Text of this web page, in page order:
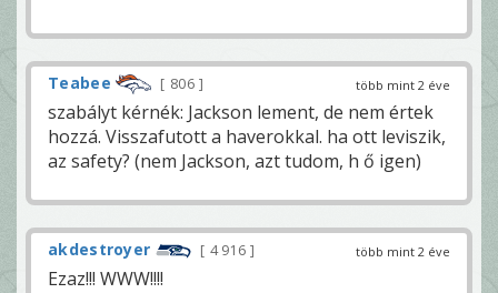
több mint 2 éve
Teabee 806
szabályt kérnék: Jackson lement, de nem értek
hozzá. Visszafutott a haverokkal. ha ott leviszik,
az safety? (nem Jackson, azt tudom, h ő igen)
több mint 2 éve
akdestroyer 4 916
Ezaz!!! WWW!!!!